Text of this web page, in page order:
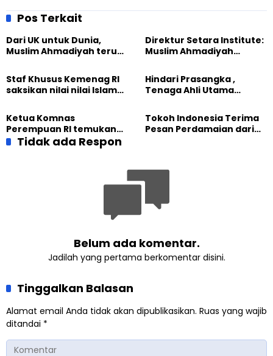
Pos Terkait
Dari UK untuk Dunia,
Muslim Ahmadiyah terus
Kemanusiaan Global
Direktur Setara Institute:
Muslim Ahmadiyah
Dunia dari “Infrastruktur
Kemanusiaan”
Staf Khusus Kemenag RI
saksikan nilai nilai Islam
Internasional Muslim
Ahmadiyah UK 2026
Hindari Prasangka ,
Tenaga Ahli Utama
fakta langsung
kehidupan Muslim
Ahmadiyah di Inggris
Ketua Komnas
Perempuan RI temukan
optimisme
Tokoh Indonesia Terima
Pesan Perdamaian dari
Tidak ada Respon
Belum ada komentar.
Jadilah yang pertama berkomentar disini.
Tinggalkan Balasan
Alamat email Anda tidak akan dipublikasikan. Ruas yang wajib
ditandai *